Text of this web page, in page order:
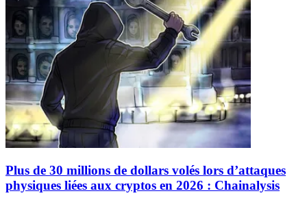
Plus de 30 millions de dollars volés lors d’attaques
physiques liées aux cryptos en 2026 : Chainalysis